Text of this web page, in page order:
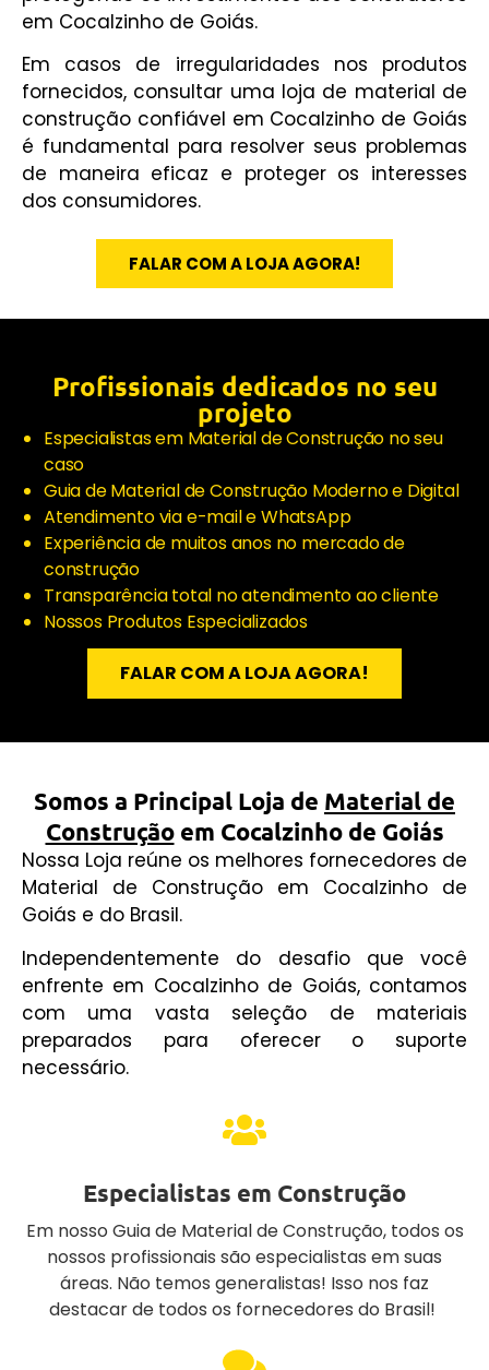
em Cocalzinho de Goiás.
Em casos de irregularidades nos produtos
fornecidos, consultar uma loja de material de
construção confiável em Cocalzinho de Goiás
é fundamental para resolver seus problemas
de maneira eficaz e proteger os interesses
dos consumidores.
FALAR COM A LOJA AGORA!
Profissionais dedicados no seu
projeto
Especialistas em Material de Construção no seu
caso
Guia de Material de Construção Moderno e Digital
Atendimento via e-mail e WhatsApp
Experiência de muitos anos no mercado de
construção
Transparência total no atendimento ao cliente
Nossos Produtos Especializados
FALAR COM A LOJA AGORA!
Somos a Principal Loja de Material de
Construçãoem Cocalzinho de Goiás
Nossa Loja reúne os melhores fornecedores de
Material de Construção em Cocalzinho de
Goiás e do Brasil.
Independentemente do desafio que você
enfrente em Cocalzinho de Goiás, contamos
com uma vasta seleção de materiais
preparados para oferecer o suporte
necessário.
Especialistas em Construção
Em nosso Guia de Material de Construção, todos os
nossos profissionais são especialistas em suas
áreas. Não temos generalistas! Isso nos faz
destacar de todos os fornecedores do Brasil!